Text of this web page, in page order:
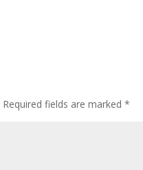
Required fields are marked*